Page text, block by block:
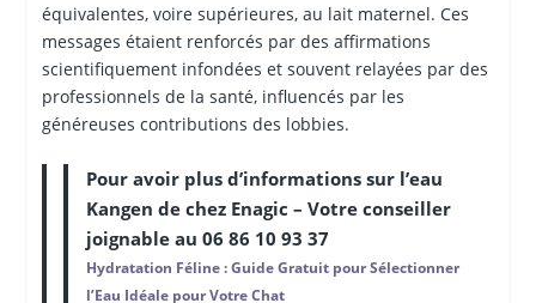
équivalentes, voire supérieures, au lait maternel. Ces
messages étaient renforcés par des affirmations
scientifiquement infondées et souvent relayées par des
professionnels de la santé, influencés par les
généreuses contributions des lobbies.
Pour avoir plus d’informations sur l’eau
Kangen de chez Enagic – Votre conseiller
joignable au 06 86 10 93 37
Hydratation Féline : Guide Gratuit pour Sélectionner
l’Eau Idéale pour Votre Chat